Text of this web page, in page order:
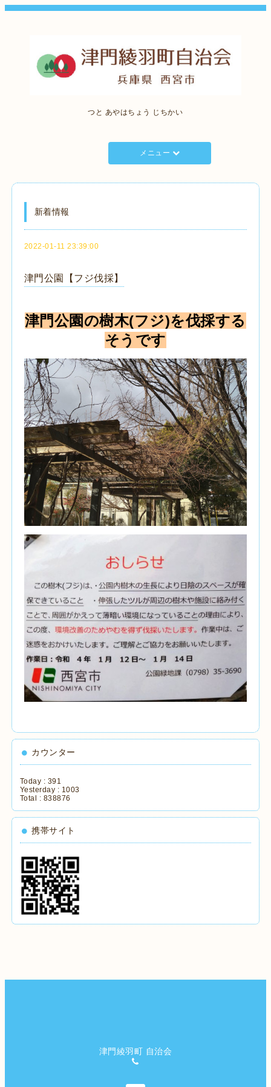
つと あやはちょう じちかい
メニュー
新着情報
2022-01-11 23:39:00
津門公園【フジ伐採】
津門公園の樹木(フジ)を伐採する
そうです
カウンター
Today : 391
Yesterday : 1003
Total : 838876
携帯サイト
津門綾羽町 自治会